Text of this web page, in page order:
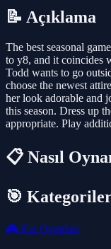
📝 Açıklama
The best seasonal
to y8, and it coincides
Todd wants to go
choose the newest
her look adorable and
this season. Dress up
appropriate. Play
📋 Nasıl
🎯
🎮 Kız Oyunları